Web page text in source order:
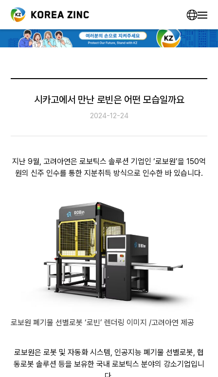
시카고에서 만난 로빈은 어떤 모습일까요
2024-12-24
지난 9월, 고려아연은 로보틱스 솔루션 기업인 ‘로보원’을 150억
원의 신주 인수를 통한 지분취득 방식으로 인수한 바 있습니다.
로보원 폐기물 선별로봇 ‘로빈’ 렌더링 이미지 /고려아연 제공
로보원은 로봇 및 자동화 시스템, 인공지능 폐기물 선별로봇, 협
동로봇 솔루션 등을 보유한 국내 로보틱스 분야의 강소기업입니